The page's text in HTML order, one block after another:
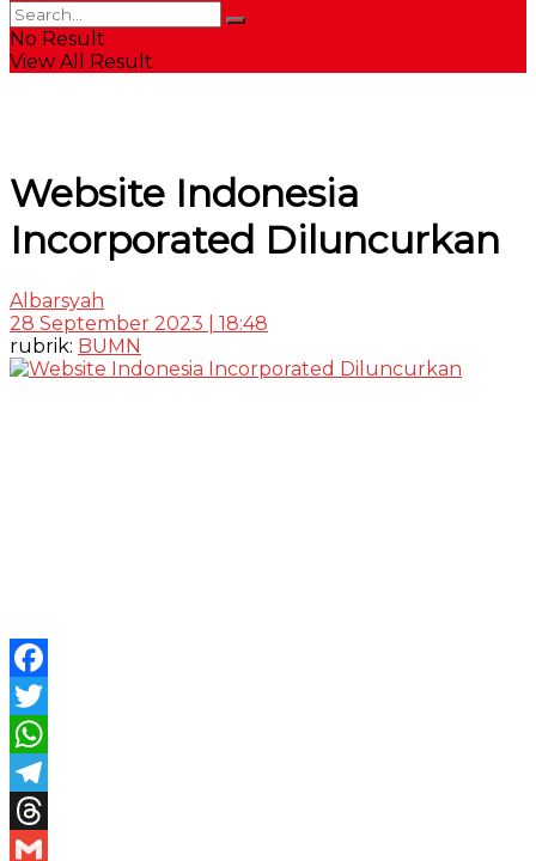
No Result
View All Result
Website Indonesia
Incorporated Diluncurkan
Albarsyah
28 September 2023 | 18:48
rubrik: BUMN
Facebook
Twitter
WhatsApp
Telegram
Threads